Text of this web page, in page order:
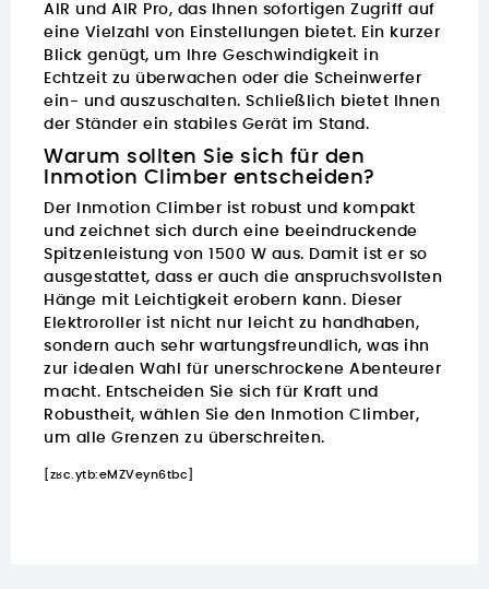
AIR und AIR Pro, das Ihnen sofortigen Zugriff auf
eine Vielzahl von Einstellungen bietet. Ein kurzer
Blick genügt, um Ihre Geschwindigkeit in
Echtzeit zu überwachen oder die Scheinwerfer
ein- und auszuschalten. Schließlich bietet Ihnen
der Ständer ein stabiles Gerät im Stand.
Warum sollten Sie sich für den
Inmotion Climber entscheiden?
Der Inmotion Climber ist robust und kompakt
und zeichnet sich durch eine beeindruckende
Spitzenleistung von 1500 W aus. Damit ist er so
ausgestattet, dass er auch die anspruchsvollsten
Hänge mit Leichtigkeit erobern kann. Dieser
Elektroroller ist nicht nur leicht zu handhaben,
sondern auch sehr wartungsfreundlich, was ihn
zur idealen Wahl für unerschrockene Abenteurer
macht. Entscheiden Sie sich für Kraft und
Robustheit, wählen Sie den Inmotion Climber,
um alle Grenzen zu überschreiten.
[zʁc.ytb:eMZVeyn6tbc]